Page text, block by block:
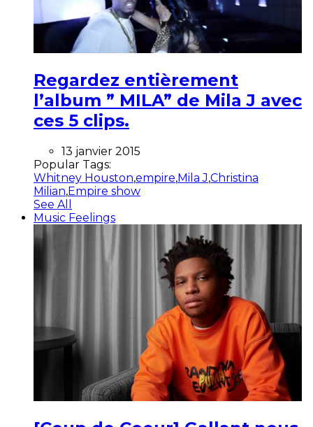
Regardez entièrement
l’album ” MILA” de Mila J avec
ces 5 clips.
13 janvier 2015
Popular Tags:
Whitney Houston,empire,Mila J,Christina
Milian,Empire show
See All
Music Feelings